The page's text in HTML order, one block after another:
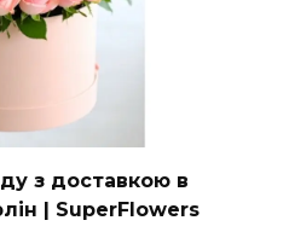
з доставкою в
| SuperFlowers